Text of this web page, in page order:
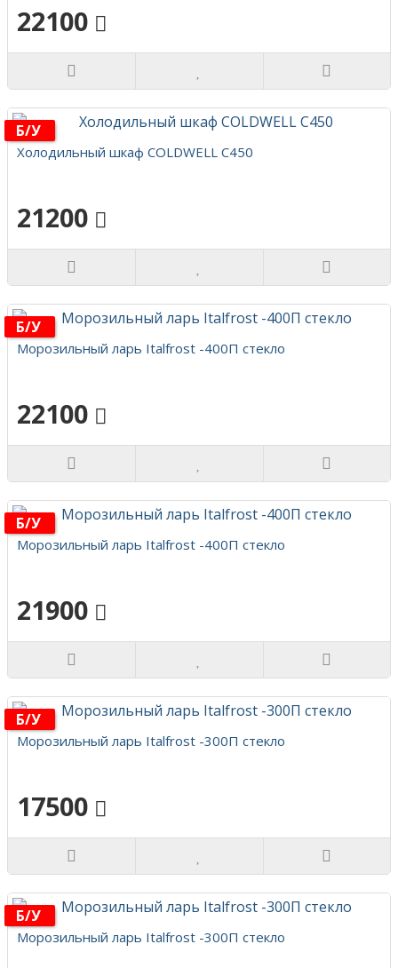
22100
Б/у
Холодильный шкаф COLDWELL C450
21200
Б/у
Морозильный ларь Italfrost -400П стекло
22100
Б/у
Морозильный ларь Italfrost -400П стекло
21900
Б/у
Морозильный ларь Italfrost -300П стекло
17500
Б/у
Морозильный ларь Italfrost -300П стекло